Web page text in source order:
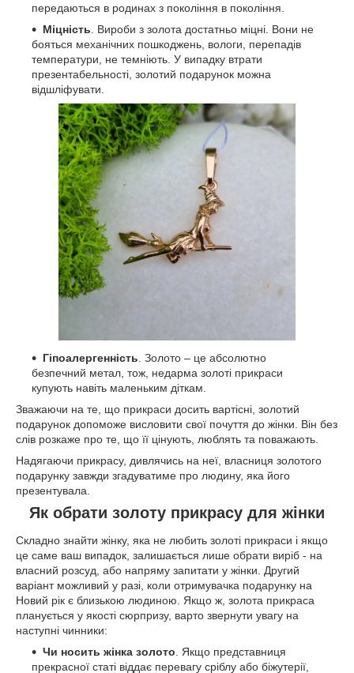
передаються в родинах з покоління в покоління.
Міцність . Вироби з золота достатньо міцні. Вони не
бояться механічних пошкоджень, вологи, перепадів
температури, не темніють. У випадку втрати
презентабельності, золотий подарунок можна
відшліфувати.
Гіпоалергенність . Золото – це абсолютно
безпечний метал, тож, недарма золоті прикраси
купують навіть маленьким діткам.
Зважаючи на те, що прикраси досить вартісні, золотий
подарунок допоможе висловити свої почуття до жінки. Він без
слів розкаже про те, що її цінують, люблять та поважають.
Надягаючи прикрасу, дивлячись на неї, власниця золотого
подарунку завжди згадуватиме про людину, яка його
презентувала.
Як обрати золоту прикрасу для жінки
Складно знайти жінку, яка не любить золоті прикраси і якщо
це саме ваш випадок, залишається лише обрати виріб - на
власний розсуд, або напряму запитати у жінки. Другий
варіант можливий у разі, коли отримувачка подарунку на
Новий рік є близькою людиною. Якщо ж, золота прикраса
планується у якості сюрпризу, варто звернути увагу на
наступні чинники:
Чи носить жінка золото. Якщо представниця
прекрасної статі віддає перевагу сріблу або біжутерії,